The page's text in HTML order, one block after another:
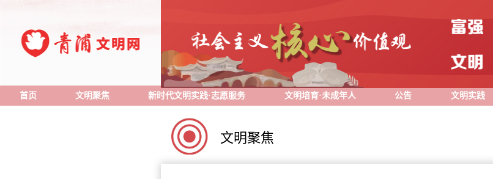
首页 文明聚焦 新时代文明实践·志愿服务 文明培育·未成年人 公告 文明实践
文明聚焦